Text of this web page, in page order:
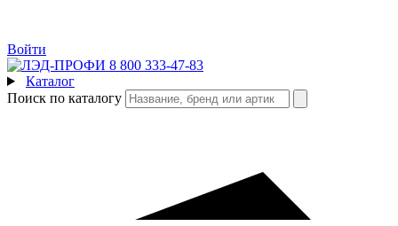
Войти
8 800 333-47-83
Каталог
Поиск по каталогу